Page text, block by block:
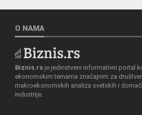
O NAMA
Biznis.rs je jedinstveni informativni portal
ekonomskim temama značajnim za
makroekonomskih analiza svetskih i
industrije.